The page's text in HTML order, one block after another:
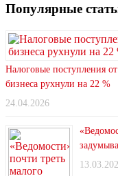
Популярные
Налоговые поступления
бизнеса рухнули на 22 %
24.04.2026